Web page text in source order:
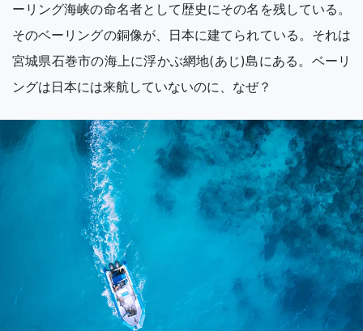
ーリング海峡の命名者として歴史にその名を残している。
そのベーリングの銅像が、日本に建てられている。それは
宮城県石巻市の海上に浮かぶ網地(あじ)島にある。ベーリ
ングは日本には来航していないのに、なぜ？